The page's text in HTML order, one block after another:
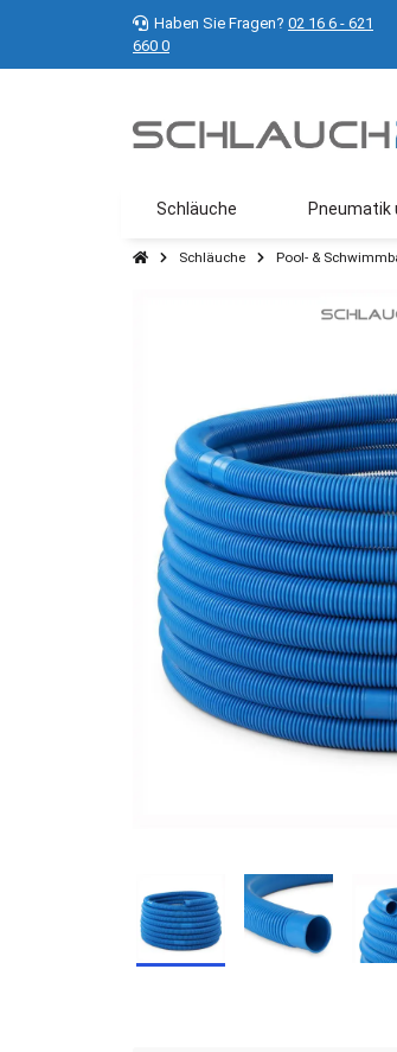
Haben Sie Fragen? 02 16 6 - 621
660 0
Schläuche Pneumatik
Schläuche Pool- &